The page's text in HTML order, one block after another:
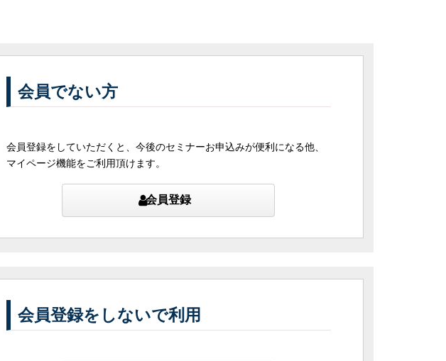
会員でない方
会員登録をしていただくと、今後のセミナーお申込みが便利になる他、
マイページ機能をご利用頂けます。
会員登録
会員登録をしないで利用